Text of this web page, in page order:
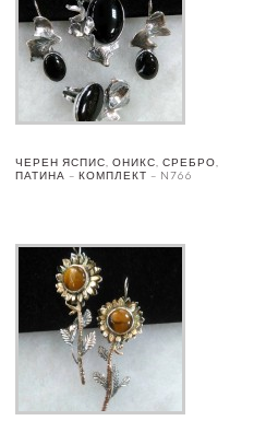
ЧЕРЕН ЯСПИС, ОНИКС, СРЕБРО,
ПАТИНА – КОМПЛЕКТ – N766